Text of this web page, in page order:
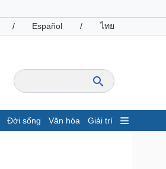
/ Español / ไทย
Đời sống Văn hóa Giải trí